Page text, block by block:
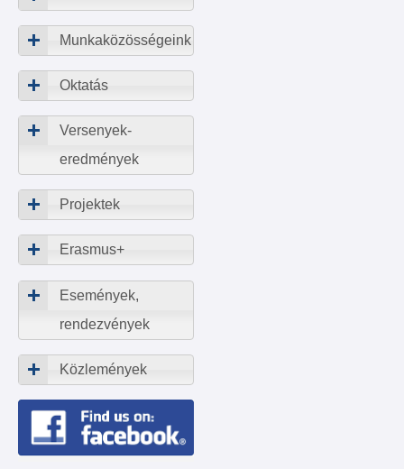
Munkaközösségeink
Oktatás
Versenyek-
eredmények
Projektek
Erasmus+
Események,
rendezvények
Közlemények